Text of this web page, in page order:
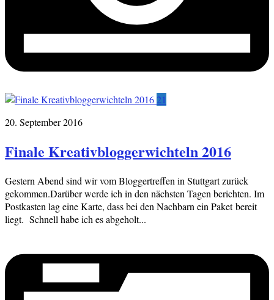
21
20. September 2016
Finale Kreativbloggerwichteln 2016
Gestern Abend sind wir vom Bloggertreffen in Stuttgart zurück
gekommen.Darüber werde ich in den nächsten Tagen berichten. Im
Postkasten lag eine Karte, dass bei den Nachbarn ein Paket bereit
liegt. Schnell habe ich es abgeholt...